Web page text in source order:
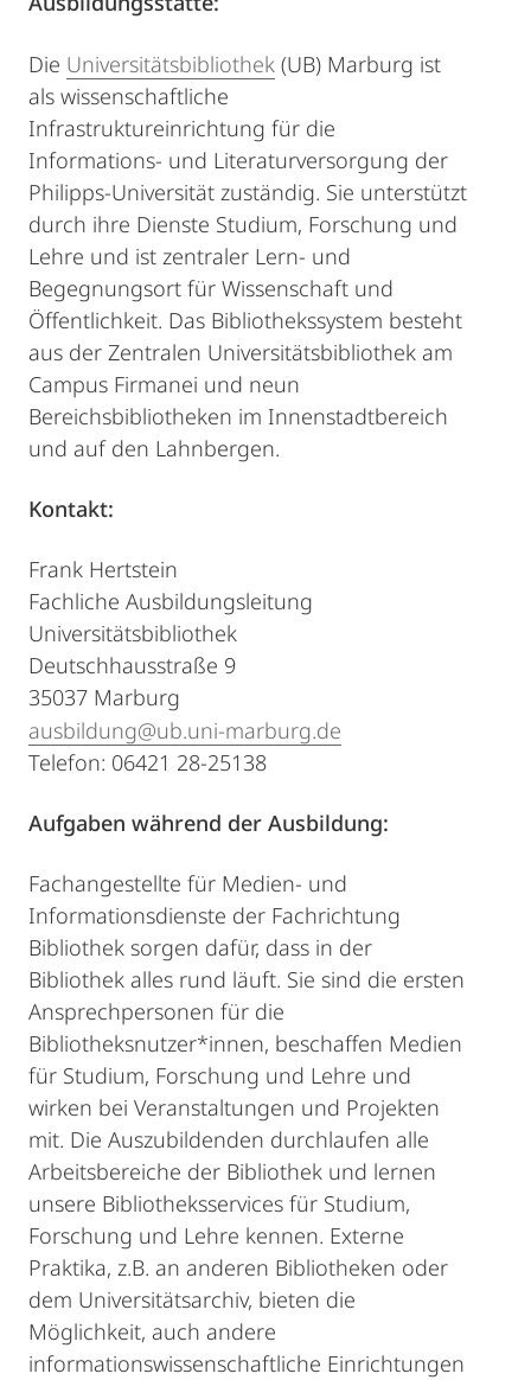
Die Universitätsbibliothek (UB) Marburg ist
als wissenschaftliche
Infrastruktureinrichtung für die
Informations- und Literaturversorgung der
Philipps-Universität zuständig. Sie unterstützt
durch ihre Dienste Studium, Forschung und
Lehre und ist zentraler Lern- und
Begegnungsort für Wissenschaft und
Öffentlichkeit. Das Bibliothekssystem besteht
aus der Zentralen Universitätsbibliothek am
Campus Firmanei und neun
Bereichsbibliotheken im Innenstadtbereich
und auf den Lahnbergen.
Kontakt:
Frank Hertstein
Fachliche Ausbildungsleitung
Universitätsbibliothek
Deutschhausstraße 9
35037 Marburg
ausbildung@ub.uni-marburg.de
Telefon: 06421 28-25138
Aufgaben während der Ausbildung:
Fachangestellte für Medien- und
Informationsdienste der Fachrichtung
Bibliothek sorgen dafür, dass in der
Bibliothek alles rund läuft. Sie sind die ersten
Ansprechpersonen für die
Bibliotheksnutzer*innen, beschaffen Medien
für Studium, Forschung und Lehre und
wirken bei Veranstaltungen und Projekten
mit. Die Auszubildenden durchlaufen alle
Arbeitsbereiche der Bibliothek und lernen
unsere Bibliotheksservices für Studium,
Forschung und Lehre kennen. Externe
Praktika, z.B. an anderen Bibliotheken oder
dem Universitätsarchiv, bieten die
Möglichkeit, auch andere
informationswissenschaftliche Einrichtungen